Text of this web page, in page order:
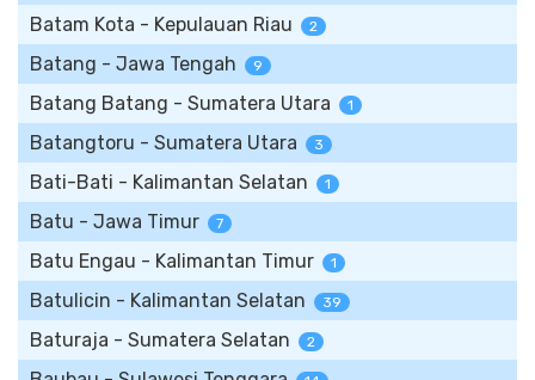
Batam Kota - Kepulauan Riau 2
Batang - Jawa Tengah 9
Batang Batang - Sumatera Utara 1
Batangtoru - Sumatera Utara 3
Bati-Bati - Kalimantan Selatan 1
Batu - Jawa Timur 7
Batu Engau - Kalimantan Timur 1
Batulicin - Kalimantan Selatan 39
Baturaja - Sumatera Selatan 2